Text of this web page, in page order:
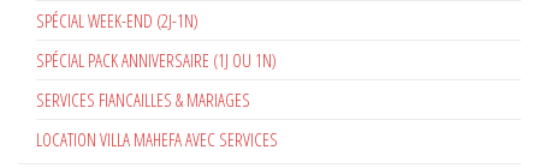
SPÉCIAL WEEK-END (2J-1N)
SPÉCIAL PACK ANNIVERSAIRE (1J OU 1N)
SERVICES FIANCAILLES & MARIAGES
LOCATION VILLA MAHEFA AVEC SERVICES